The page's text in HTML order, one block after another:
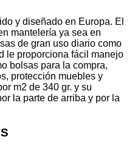
y diseñado en Europa. El
mantelería ya sea en
de gran uso diario como
le proporciona fácil manejo
bolsas para la compra,
protección muebles y
m2 de 340 gr. y su
la parte de arriba y por la